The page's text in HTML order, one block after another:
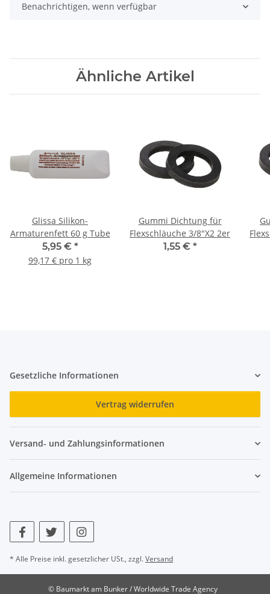
Benachrichtigen, wenn verfügbar
Ähnliche Artikel
Glissa Silikon-
Armaturenfett 60 g Tube
5,95 € *
99,17 € pro 1 kg
Gummi Dichtung für
Flexschläuche 3/8"X2 2er
1,55 € *
Gesetzliche Informationen
Vertrag widerrufen
Versand- und Zahlungsinformationen
Allgemeine Informationen
* Alle Preise inkl. gesetzlicher USt., zzgl.Versand
© Baumarkt am Bunker / Worldwide Trade Agency